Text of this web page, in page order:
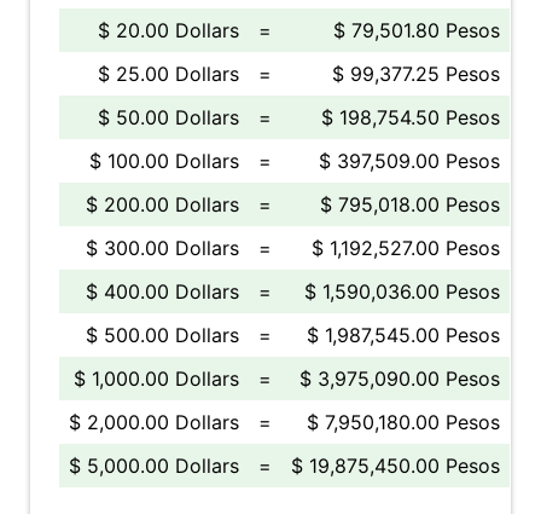
$ 20.00 Dollars
=
$ 79,501.80 Pesos
$ 25.00 Dollars
=
$ 99,377.25 Pesos
$ 50.00 Dollars
=
$ 198,754.50 Pesos
$ 100.00 Dollars
=
$ 397,509.00 Pesos
$ 200.00 Dollars
=
$ 795,018.00 Pesos
$ 300.00 Dollars
=
$ 1,192,527.00 Pesos
$ 400.00 Dollars
=
$ 1,590,036.00 Pesos
$ 500.00 Dollars
=
$ 1,987,545.00 Pesos
$ 1,000.00 Dollars
=
$ 3,975,090.00 Pesos
$ 2,000.00 Dollars
=
$ 7,950,180.00 Pesos
$ 5,000.00 Dollars
= $ 19,875,450.00 Pesos